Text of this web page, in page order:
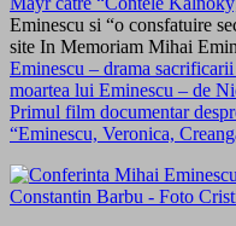
Eminescu si “o consfatuire
site In Memoriam Mihai
Eminescu – drama
moartea lui Eminescu – de
Primul film documentar
“Eminescu, Veronica,